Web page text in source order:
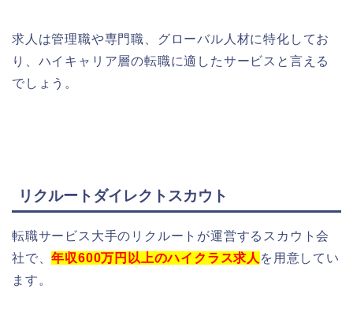
求人は管理職や専門職、グローバル人材に特化してお
り、ハイキャリア層の転職に適したサービスと言える
でしょう。
リクルートダイレクトスカウト
転職サービス大手のリクルートが運営するスカウト会
社で、年収600万円以上のハイクラス求人 を用意してい
ます。